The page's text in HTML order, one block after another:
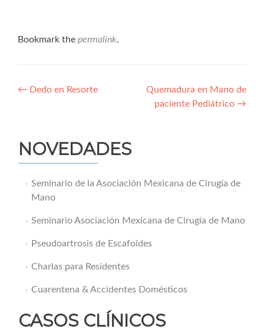
Bookmark the permalink.
Navegación
← Dedo en Resorte
Quemadura en Mano de
paciente Pediátrico →
NOVEDADES
Seminario de la Asociación Mexicana de Cirugía de
Mano
Seminario Asociación Mexicana de Cirugía de Mano
Pseudoartrosis de Escafoides
Charlas para Residentes
Cuarentena & Accidentes Domésticos
CASOS CLÍNICOS